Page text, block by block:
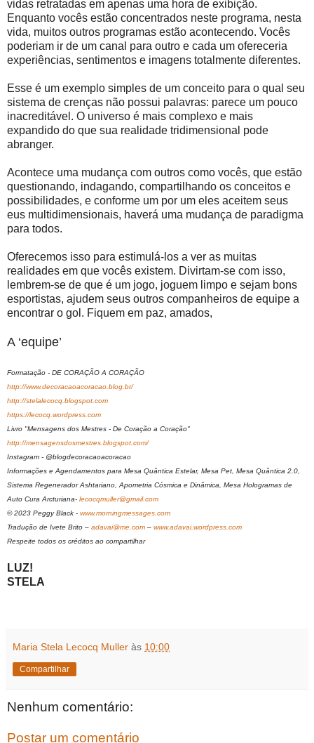
vidas retratadas em apenas uma hora de exibição.
Enquanto vocês estão concentrados neste programa, nesta
vida, muitos outros programas estão acontecendo. Vocês
poderiam ir de um canal para outro e cada um ofereceria
experiências, sentimentos e imagens totalmente diferentes.
Esse é um exemplo simples de um conceito para o qual seu
sistema de crenças não possui palavras: parece um pouco
inacreditável. O universo é mais complexo e mais
expandido do que sua realidade tridimensional pode
abranger.
Acontece uma mudança com outros como vocês, que estão
questionando, indagando, compartilhando os conceitos e
possibilidades, e conforme um por um eles aceitem seus
eus multidimensionais, haverá uma mudança de paradigma
para todos.
Oferecemos isso para estimulá-los a ver as muitas
realidades em que vocês existem. Divirtam-se com isso,
lembrem-se de que é um jogo, joguem limpo e sejam bons
esportistas, ajudem seus outros companheiros de equipe a
encontrar o gol. Fiquem em paz, amados,
A ‘equipe’
Formatação - DE CORAÇÃO A CORAÇÃO
http://www.decoracaoacoracao.blog.br/
http://stelalecocq.blogspot.com
https://lecocq.wordpress.com
Livro "Mensagens dos Mestres - De Coração a Coração"
http://mensagensdosmestres.blogspot.com/
Instagram - @blogdecoracaoacoracao
Informações e Agendamentos para Mesa Quântica Estelar, Mesa Pet, Mesa Quântica 2.0,
Sistema Regenerador Ashtariano, Apometria Cósmica e Dinâmica, Mesa Hologramas de
Auto Cura Arcturiana- lecocqmuller@gmail.com
© 2023 Peggy Black - www.morningmessages.com
Tradução de Ivete Brito – adavai@me.com – www.adavai.wordpress.com
Respeite todos os créditos ao compartilhar
LUZ!
STELA
Maria Stela Lecocq Muller às 10:00
Compartilhar
Nenhum comentário:
Postar um comentário